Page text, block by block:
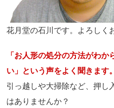
花月堂の石川です。よろしく
「お人形の処分の方法がわ
い」という声をよく聞きます。
引っ越しや大掃除など、押し
はありませんか？